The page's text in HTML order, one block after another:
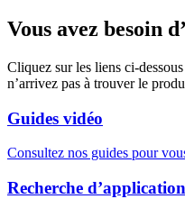
Vous avez besoin
Cliquez sur les liens ci-
n’arrivez pas à trouver le
Guides vidéo
Consultez nos guides pour
Recherche